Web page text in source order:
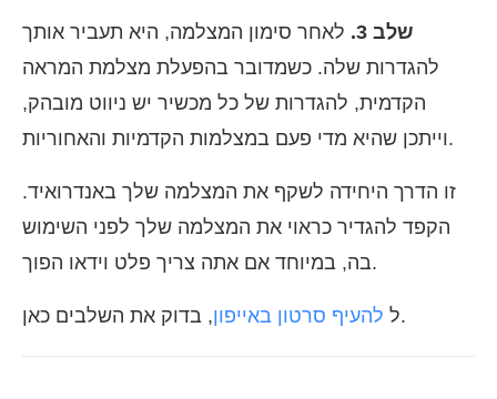
שלב 3.
לאחר סימון המצלמה, היא תעביר אותך
להגדרות שלה. כשמדובר בהפעלת מצלמת המראה
הקדמית, להגדרות של כל מכשיר יש ניווט מובהק,
וייתכן שהיא מדי פעם במצלמות הקדמיות והאחוריות.
זו הדרך היחידה לשקף את המצלמה שלך באנדרואיד.
הקפד להגדיר כראוי את המצלמה שלך לפני השימוש
בה, במיוחד אם אתה צריך פלט וידאו הפוך.
ל להעיף סרטון באייפון , בדוק את השלבים כאן.